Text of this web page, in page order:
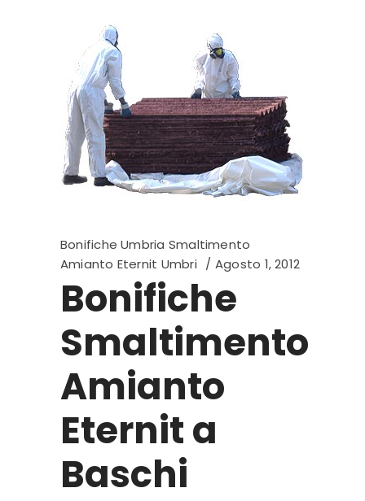
Bonifiche Umbria Smaltimento
Amianto Eternit Umbri
Agosto 1, 2012
Bonifiche
Smaltimento
Amianto
Eternit a
Baschi